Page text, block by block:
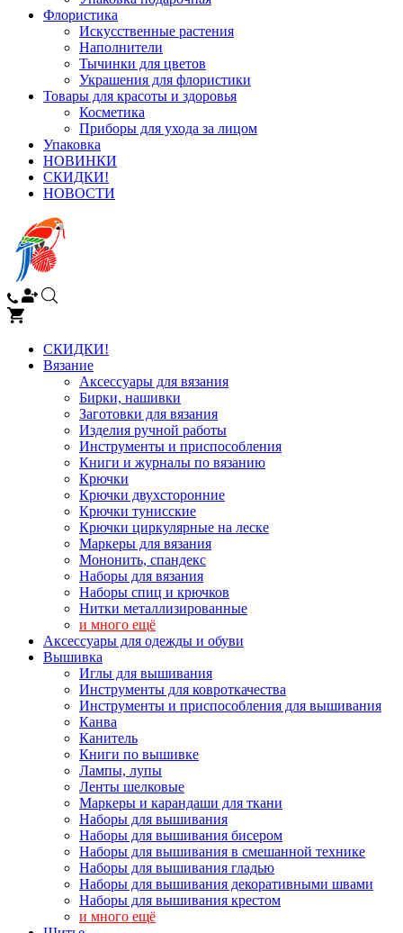
Флористика
Искусственные растения
Наполнители
Тычинки для цветов
Украшения для флористики
Товары для красоты и здоровья
Косметика
Приборы для ухода за лицом
Упаковка
НОВИНКИ
СКИДКИ!
НОВОСТИ
СКИДКИ!
Вязание
Аксессуары для вязания
Бирки, нашивки
Заготовки для вязания
Изделия ручной работы
Инструменты и приспособления
Книги и журналы по вязанию
Крючки
Крючки двухсторонние
Крючки тунисские
Крючки циркулярные на леске
Маркеры для вязания
Мононить, спандекс
Наборы для вязания
Наборы спиц и крючков
Нитки металлизированные
и много ещё
Аксессуары для одежды и обуви
Вышивка
Иглы для вышивания
Инструменты для ковроткачества
Инструменты и приспособления для вышивания
Канва
Канитель
Книги по вышивке
Лампы, лупы
Ленты шелковые
Маркеры и карандаши для ткани
Наборы для вышивания
Наборы для вышивания бисером
Наборы для вышивания в смешанной технике
Наборы для вышивания гладью
Наборы для вышивания декоративными швами
Наборы для вышивания крестом
и много ещё